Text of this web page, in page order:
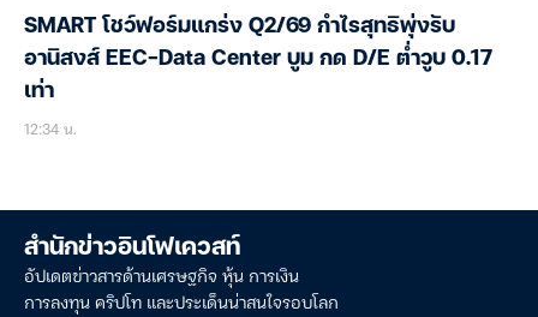
SMART โชว์ฟอร์มแกร่ง Q2/69 กำไรสุทธิพุ่งรับ
อานิสงส์ EEC-Data Center บูม กด D/E ต่ำวูบ 0.17
เท่า
12:34 น.
สำนักข่าวอินโฟเควสท์
อัปเดตข่าวสารด้านเศรษฐกิจ หุ้น การเงิน
การลงทุน คริปโท และประเด็นน่าสนใจรอบโลก